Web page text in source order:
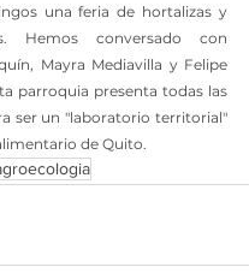
una feria de hortalizas y
Hemos conversado con
Mayra Mediavilla y Felipe
parroquia presenta todas las
ser un "laboratorio territorial"
de Quito.